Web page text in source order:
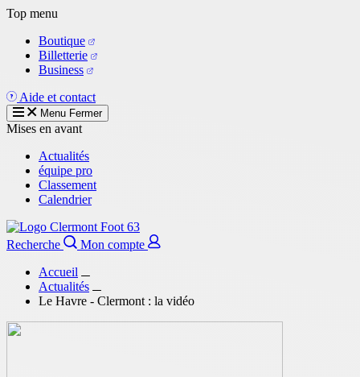
Aller
contenu
principal
Top menu
Boutique
Billetterie
Business
Aide et contact
Menu Fermer
Mises en avant
Actualités
équipe pro
Classement
Calendrier
Recherche
Mon compte
Accueil
Actualités
Le Havre - Clermont : la vidéo